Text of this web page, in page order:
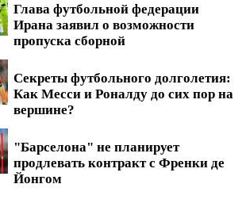
Глава футбольной федерации
Ирана заявил о возможности
пропуска сборной
Секреты футбольного долголетия:
Как Месси и Роналду до сих пор на
вершине?
"Барселона" не планирует
продлевать контракт с Френки де
Йонгом